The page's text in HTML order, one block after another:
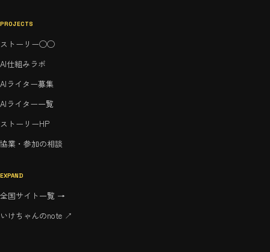
PROJECTS
ストーリー◯◯
AI仕組みラボ
AIライター募集
AIライター一覧
ストーリーHP
協業・参加の相談
EXPAND
全国サイト一覧 →
いけちゃんのnote ↗